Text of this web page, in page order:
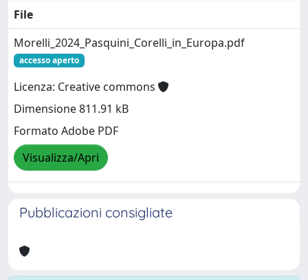
File
Morelli_2024_Pasquini_Corelli_in_Europa.pdf
accesso aperto
Licenza: Creative commons
Dimensione 811.91 kB
Formato Adobe PDF
Visualizza/Apri
Pubblicazioni consigliate